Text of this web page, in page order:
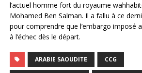
l’actuel homme fort du royaume
Mohamed Ben Salman. Il a fallu à ce
pour comprendre que l’embargo imposé
à l’échec dès le départ.
ARABIE SAOUDITE CCG